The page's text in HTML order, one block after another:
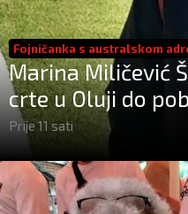
Fojničanka s australskom
Marina Miličević
crte u Oluji do
„olujama“
Prije 11 sati